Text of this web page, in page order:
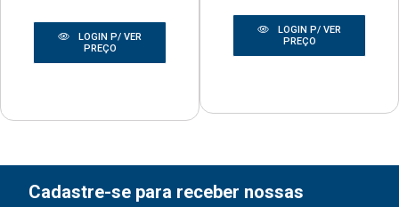
LOGIN P/ VER
PREÇO
LOGIN P/ VER
PREÇO
Cadastre-se para receber nossas